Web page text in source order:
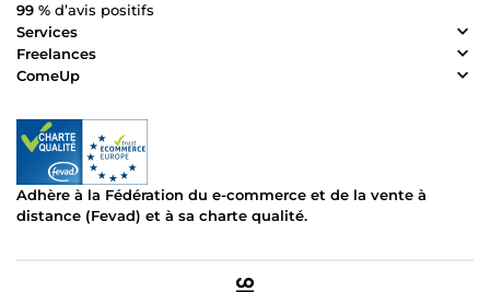
99 % d’avis positifs
Services
Freelances
ComeUp
Adhère à la Fédération du e-commerce et de la vente à
distance (Fevad) et à sa charte qualité.